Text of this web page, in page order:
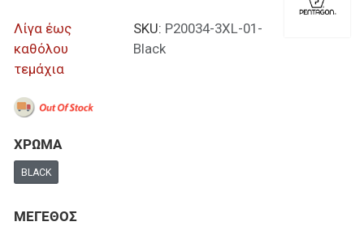
Λίγα έως
καθόλου
τεμάχια
SKU: P20034-3XL-01-
Black
ΧΡΩΜΑ
BLACK
ΜΕΓΕΘΟΣ